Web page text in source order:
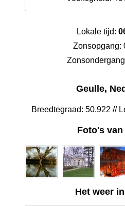
Lokale tijd:
Zonsopgang:
Geulle,
Breedtegraad: 50.922 //
Foto's van
Het weer